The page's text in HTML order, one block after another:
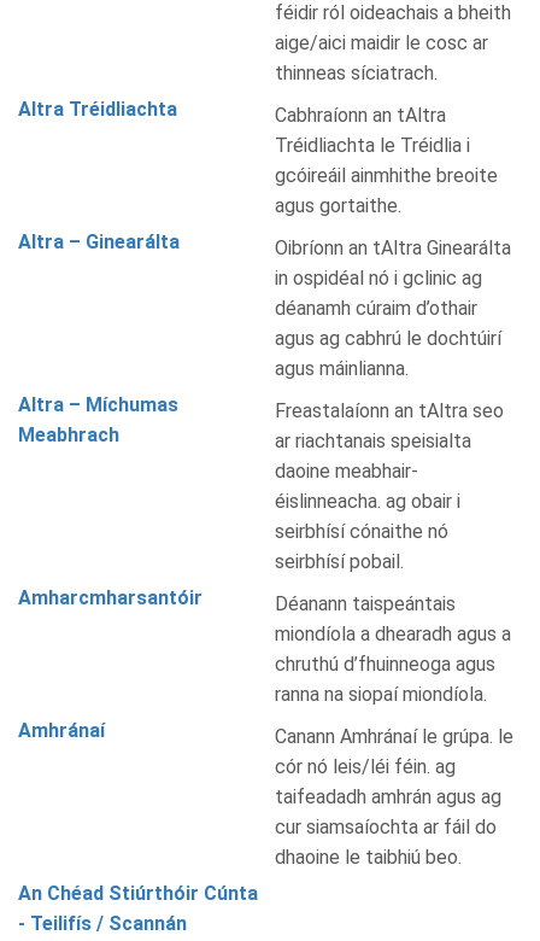
féidir ról oideachais a bheith
aige/aici maidir le cosc ar
thinneas síciatrach.
Altra Tréidliachta
Cabhraíonn an tAltra
Tréidliachta le Tréidlia i
gcóireáil ainmhithe breoite
agus gortaithe.
Altra – Ginearálta
Oibríonn an tAltra Ginearálta
in ospidéal nó i gclinic ag
déanamh cúraim d’othair
agus ag cabhrú le dochtúirí
agus máinlianna.
Altra – Míchumas
Meabhrach
Freastalaíonn an tAltra seo
ar riachtanais speisialta
daoine meabhair-
éislinneacha. ag obair i
seirbhísí cónaithe nó
seirbhísí pobail.
Amharcmharsantóir
Déanann taispeántais
miondíola a dhearadh agus a
chruthú d’fhuinneoga agus
ranna na siopaí miondíola.
Amhránaí
Canann Amhránaí le grúpa. le
cór nó leis/léi féin. ag
taifeadadh amhrán agus ag
cur siamsaíochta ar fáil do
dhaoine le taibhiú beo.
An Chéad Stiúrthóir Cúnta
- Teilifís / Scannán